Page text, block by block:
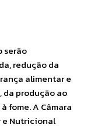
serão
redução da
alimentar e
produção ao
fome. A Câmara
e Nutricional